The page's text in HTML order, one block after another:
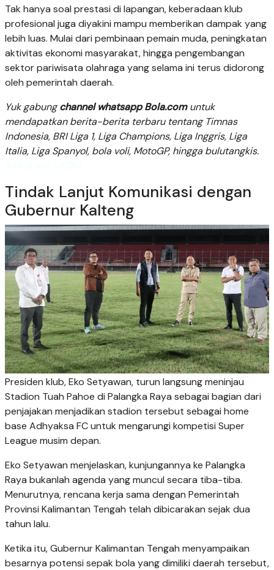
Tak hanya soal prestasi di lapangan, keberadaan klub
profesional juga diyakini mampu memberikan dampak yang
lebih luas. Mulai dari pembinaan pemain muda, peningkatan
aktivitas ekonomi masyarakat, hingga pengembangan
sektor pariwisata olahraga yang selama ini terus didorong
oleh pemerintah daerah.
Yuk gabungchannel whatsapp Bola.comuntuk
mendapatkan berita-berita terbaru tentang Timnas
Indonesia, BRI Liga 1, Liga Champions, Liga Inggris, Liga
Italia, Liga Spanyol, bola voli, MotoGP, hingga bulutangkis.
Tindak Lanjut Komunikasi dengan
Gubernur Kalteng
Presiden klub, Eko Setyawan, turun langsung meninjau
Stadion Tuah Pahoe di Palangka Raya sebagai bagian dari
penjajakan menjadikan stadion tersebut sebagai home
base Adhyaksa FC untuk mengarungi kompetisi Super
League musim depan.
Eko Setyawan menjelaskan, kunjungannya ke Palangka
Raya bukanlah agenda yang muncul secara tiba-tiba.
Menurutnya, rencana kerja sama dengan Pemerintah
Provinsi Kalimantan Tengah telah dibicarakan sejak dua
tahun lalu.
Ketika itu, Gubernur Kalimantan Tengah menyampaikan
besarnya potensi sepak bola yang dimiliki daerah tersebut,